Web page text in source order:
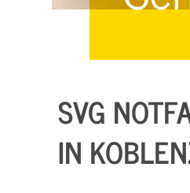
SVG
N KOBLENZ